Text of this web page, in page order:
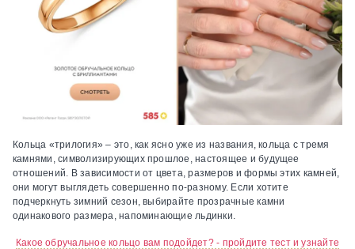
Кольца «трилогия» – это, как ясно уже из названия, кольца с тремя
камнями, символизирующих прошлое, настоящее и будущее
отношений. В зависимости от цвета, размеров и формы этих камней,
они могут выглядеть совершенно по-разному. Если хотите
подчеркнуть зимний сезон, выбирайте прозрачные камни
одинакового размера, напоминающие льдинки.
Какое обручальное кольцо вам подойдет? - пройдите тест и узнайте